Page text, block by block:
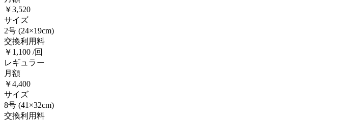
￥3,520
サイズ
2号 (24×19cm)
交換利用料
￥1,100 /回
レギュラー
月額
￥4,400
サイズ
8号 (41×32cm)
交換利用料